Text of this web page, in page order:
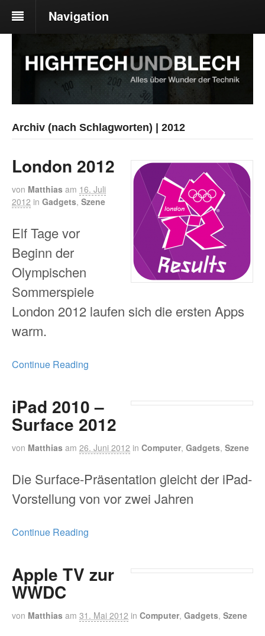
Navigation
Archiv (nach Schlagworten) | 2012
London 2012
von Matthias am 16. Juli
2012 in Gadgets, Szene
Elf Tage vor
Beginn der
Olympischen
Sommerspiele
London 2012 laufen sich die ersten Apps
warm.
Continue Reading
iPad 2010 –
Surface 2012
von Matthias am 26. Juni 2012 in Computer, Gadgets, Szene
Die Surface-Präsentation gleicht der iPad-
Vorstellung von vor zwei Jahren
Continue Reading
Apple TV zur
WWDC
von Matthias am 31. Mai 2012 in Computer, Gadgets, Szene